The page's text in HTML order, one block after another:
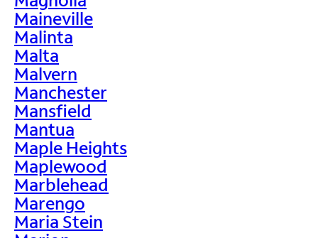
Maineville
Malinta
Malta
Malvern
Manchester
Mansfield
Mantua
Maple Heights
Maplewood
Marblehead
Marengo
Maria Stein